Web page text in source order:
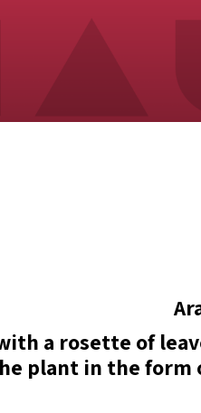
a rosette of
plant in the form